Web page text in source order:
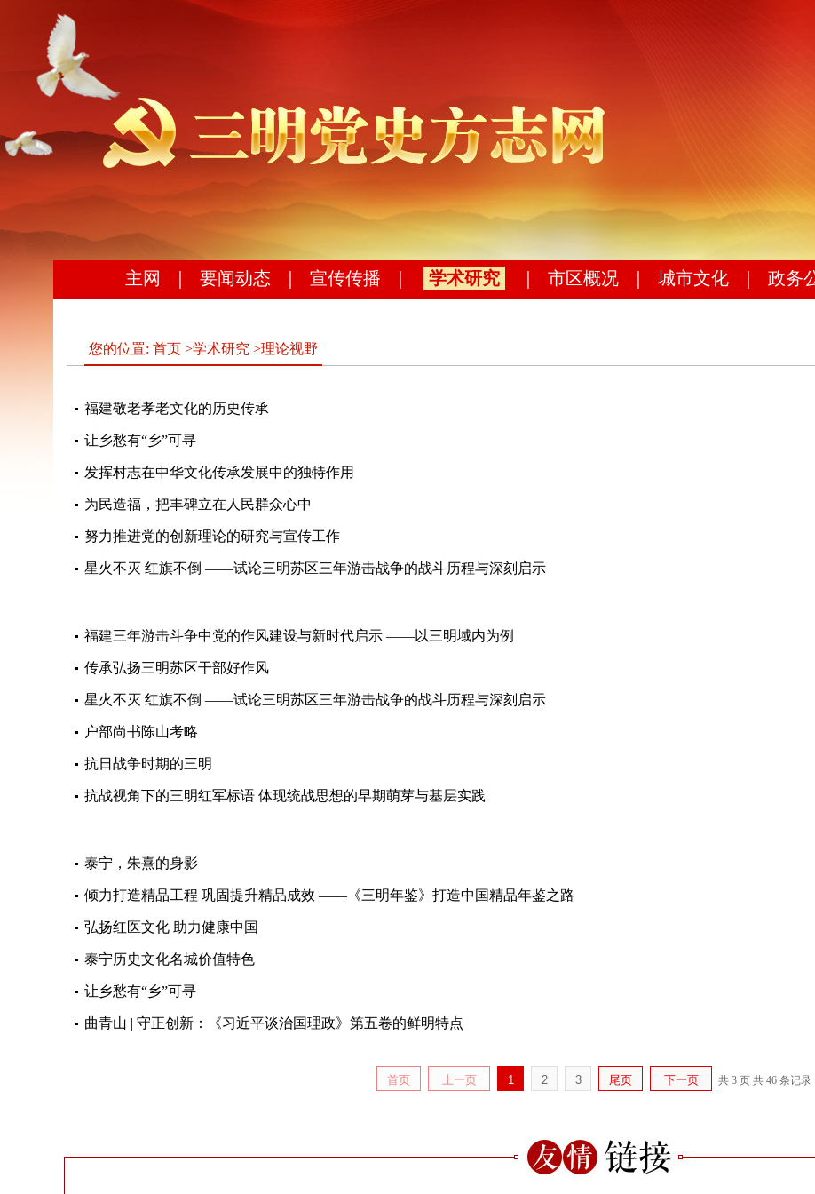
主网 要闻动态 宣传传播 学术研究 市区概况 城市文化 政务
您的位置: 首页 >学术研究 >理论视野
福建敬老孝老文化的历史传承
让乡愁有“乡”可寻
发挥村志在中华文化传承发展中的独特作用
为民造福，把丰碑立在人民群众心中
努力推进党的创新理论的研究与宣传工作
星火不灭 红旗不倒 ——试论三明苏区三年游击战争的战斗历程与深刻启示
福建三年游击斗争中党的作风建设与新时代启示 ——以三明域内为例​
传承弘扬三明苏区干部好作风
星火不灭 红旗不倒 ——试论三明苏区三年游击战争的战斗历程与深刻启示
户部尚书陈山考略
抗日战争时期的三明
抗战视角下的三明红军标语 体现统战思想的早期萌芽与基层实践
泰宁，朱熹的身影
倾力打造精品工程 巩固提升精品成效 ——《三明年鉴》打造中国精品年鉴之路
弘扬红医文化 助力健康中国
泰宁历史文化名城价值特色
让乡愁有“乡”可寻
曲青山 | 守正创新：《习近平谈治国理政》第五卷的鲜明特点
首页 上一页 1 2 3 尾页 下一页 共 3 页 共 46 条记录